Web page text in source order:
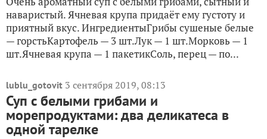
наваристый. Ячневая крупа придаёт ему густоту и
приятный вкус. ИнгредиентыГрибы сушеные белые
— горстьКартофель — 3 шт.Лук — 1 шт.Морковь — 1
шт.Ячневая крупа — 1 пакетикСоль, перец — по...
lublu_gotovit 3 сентября 2019, 08:13
Суп с белыми грибами и
морепродуктами: два деликатеса в
одной тарелке